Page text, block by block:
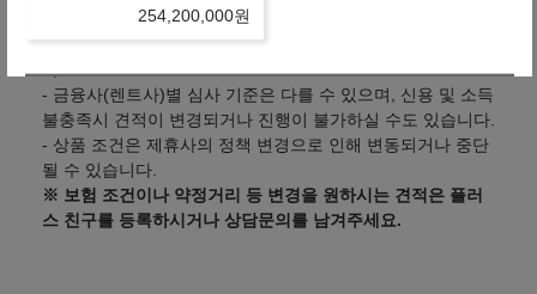
- 만 21세 이상, 면허 소지 1년 이상의 고객만 진행 가능합니
다.
- 금융사(렌트사)별 심사 기준은 다를 수 있으며, 신용 및 소득
불충족시 견적이 변경되거나 진행이 불가하실 수도 있습니다.
- 상품 조건은 제휴사의 정책 변경으로 인해 변동되거나 중단
될 수 있습니다.
※ 보험 조건이나 약정거리 등 변경을 원하시는 견적은 플러
스 친구를 등록하시거나 상담문의를 남겨주세요.
254,200,000원
2027년형 가솔린 2.9 (개소세 30% 인하)
Panamera 4
183,270,000원